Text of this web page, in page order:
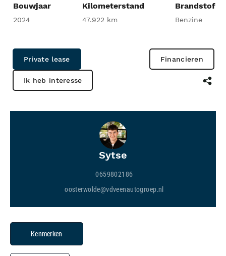
Bouwjaar
2024
Kilometerstand
47.922 km
Brandstof
Benzine
Private lease Financieren
Ik heb interesse
Kenmerken
Sytse
0659802186
oosterwolde@vdveenautogroep.nl